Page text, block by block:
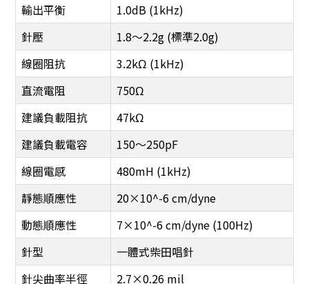
輸出平衡
1.0dB (1kHz)
針壓
1.8～2.2g (標準2.0g)
線圈阻抗
3.2kΩ (1kHz)
直流電阻
750Ω
建議負載阻抗
47kΩ
建議負載電容
150〜250pF
線圈電感
480mH (1kHz)
靜態順應性
20×10^-6 cm/dyne
動態順應性
7×10^-6 cm/dyne (100Hz)
針型
一體式柴田唱針
針尖曲率半徑
2.7×0.26 mil